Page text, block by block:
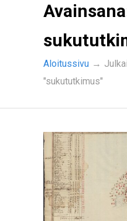
Aloitussivu →
"sukututkimus"